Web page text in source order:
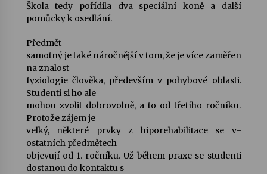
Škola tedy pořídila dva speciální koně a další
pomůcky k osedlání.
Předmět
samotný je také náročnější v tom, že je více zaměřen
na znalost
fyziologie člověka, především v pohybové oblasti.
Studenti si ho ale
mohou zvolit dobrovolně, a to od třetího ročníku.
Protože zájem je
velký, některé prvky z hiporehabilitace se v­
ostatních předmětech
objevují od 1. ročníku. Už během praxe se studenti
dostanou do kontaktu s